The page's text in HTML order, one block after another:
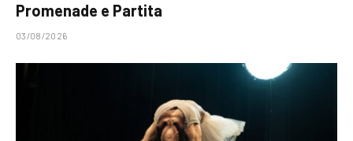
Promenade e Partita
03/08/2026